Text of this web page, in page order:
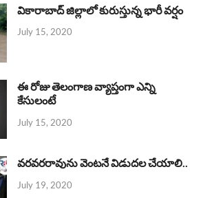
వికారాబాద్ జిల్లాలో కురుస్తున్న భారీ వర్షం
July 15, 2020
ఈ రోజు తెలంగాణ వ్యాప్తంగా ఎన్ని
కేసులంటే
July 15, 2020
వరవరరావును వెంటనే విడుదల చేయాలి..
July 19, 2020